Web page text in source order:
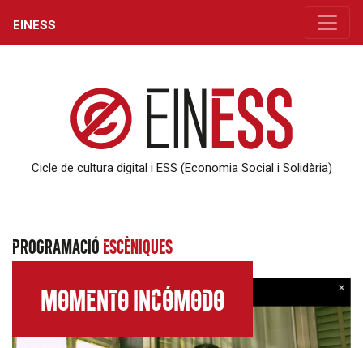
EINESS
Cicle de cultura digital i ESS (Economia Social i Solidària)
Programació Escèniques
MOMENTO INCÓMODO